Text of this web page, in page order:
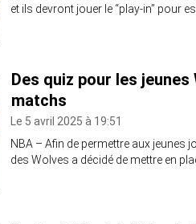
et ils devront jouer le “play-in” pour
Des quiz pour les
matchs
Le 5 avril 2025 à 19:51
NBA – Afin de permettre aux jeunes
des Wolves a décidé de mettre en